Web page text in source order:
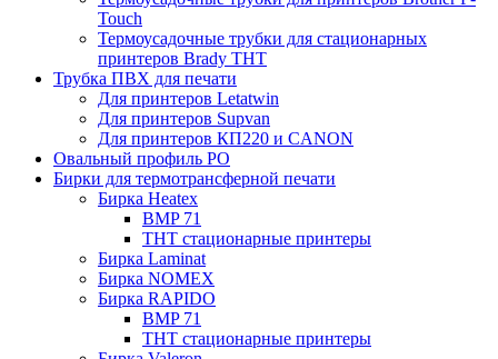
Touch
Термоусадочные трубки для стационарных
принтеров Brady THT
Трубка ПВХ для печати
Для принтеров Letatwin
Для принтеров Supvan
Для принтеров КП220 и CANON
Овальный профиль PO
Бирки для термотрансферной печати
Бирка Heatex
BMP 71
THT стационарные принтеры
Бирка Laminat
Бирка NOMEX
Бирка RAPIDO
BMP 71
THT стационарные принтеры